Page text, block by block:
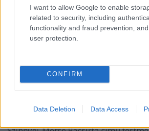
I want to allow Google to enable
related to security, including
functionality and fraud prevention,
user protection.
CONFIRM
Data Deletion Data Access
Cupido, Jegercsik Csaba fürge
Béla, Szatmári Attila rendőreivel és
kedvvel-lendülettel kórust
Fincza Erika koreográfusi